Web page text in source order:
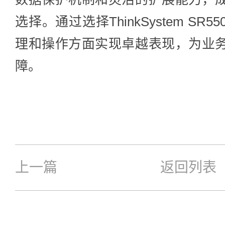
选择。通过选择ThinkSystem
理和操作方面实现卓越表现，为业
障。
上一篇 返回列表